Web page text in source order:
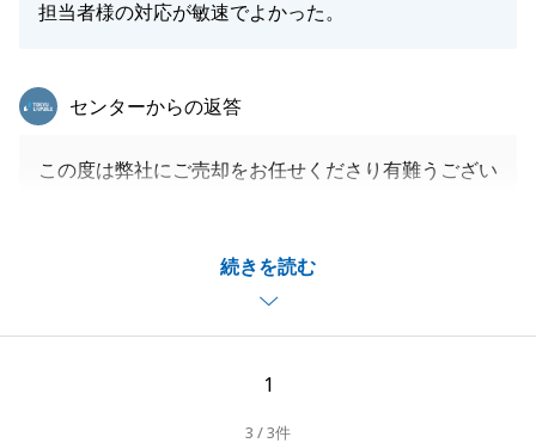
担当者様の対応が敏速でよかった。
続きを読む
東急リバブル
センターからの返答
この度は弊社にご売却をお任せくださり有難うござい
したため、最後お会いできかねたことが心残りではご
ざいますが、またご縁がございましたら、是非お声か
けくださると幸いです。
1
3 / 3件